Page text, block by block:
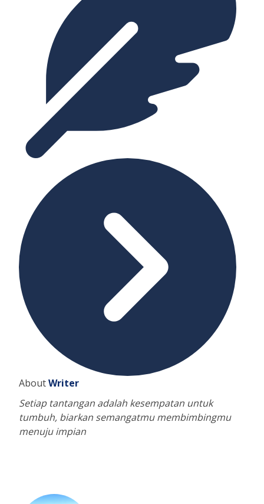
AboutWriter
Setiap tantangan adalah kesempatan untuk
tumbuh, biarkan semangatmu membimbingmu
menuju impian